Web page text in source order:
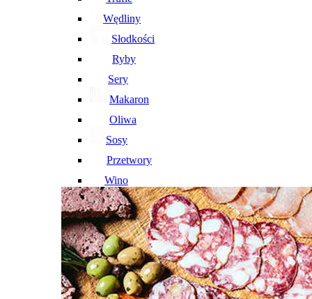
Wędliny
Słodkości
Ryby
Sery
Makaron
Oliwa
Sosy
Przetwory
Wino